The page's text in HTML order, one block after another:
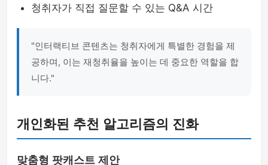
청취자가 직접 질문할 수 있는 Q&A 시간
"인터랙티브 콘텐츠는 청취자에게 특별한 경험을 제
공하며, 이는 재청취율을 높이는 데 중요한 역할을 합
니다."
개인화된 추천 알고리즘의 진화
맞춤형 팟캐스트 제안